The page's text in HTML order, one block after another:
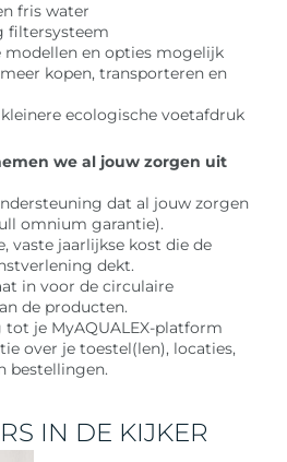
fris water
filtersysteem
modellen en opties mogelijk
kopen, transporteren en
ecologische voetafdruk
we al jouw zorgen uit
dat al jouw zorgen
omnium garantie).
vaste jaarlijkse kost die de
dekt.
in voor de circulaire
de producten.
tot je MyAQUALEX-platform
over je toestel(len), locaties,
bestellingen.
IN DE KIJKER